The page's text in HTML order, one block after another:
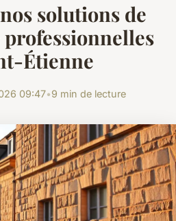
solutions de
Étienne
09:47•9 min de lecture